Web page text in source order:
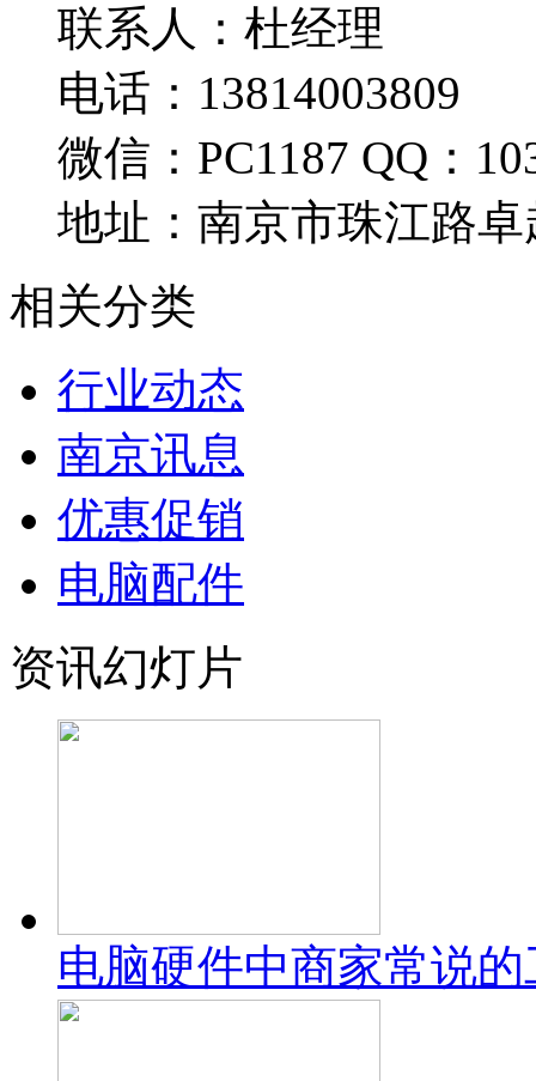
联系人：杜经理
电话：13814003809
微信：PC1187 QQ：
地址：南京市珠江路
相关分类
行业动态
南京讯息
优惠促销
电脑配件
资讯幻灯片
电脑硬件中商家常说